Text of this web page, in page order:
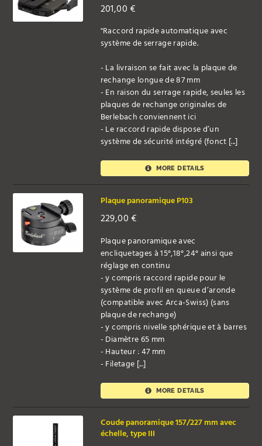
201,00€
"Raccord rapide automatique avec
système de serrage rapide.
- La livraison se fait avec la plaque de
rechange longue de 87 mm
- En raison du serrage rapide, seules les
plaques de rechange originales de
Berlebach conviennent ici
- Le raccord rapide dispose d’un
système de sécurité intégré (fonct [...]
MORE DETAILS
Plaque panoramique P103
229,00€
Plaque panoramique avec
encliquetages à 15°,18°,24° ainsi que
réglage en continu
- y compris raccord rapide pour le
système de profil en queue d’aronde
(compatible avec Arca-Swiss) (sans
plaque de rechange)
- y compris nivelle sphérique et à barres
- Diamètre 65 mm
- Hauteur : 47 mm
- Filetage [...]
MORE DETAILS
Coude panoramique 157/227 mm avec
échelle, type III